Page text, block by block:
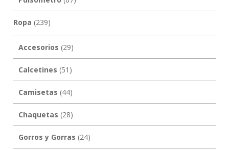
Ropa (239)
Accesorios (29)
Calcetines (51)
Camisetas (44)
Chaquetas (28)
Gorros y Gorras (24)